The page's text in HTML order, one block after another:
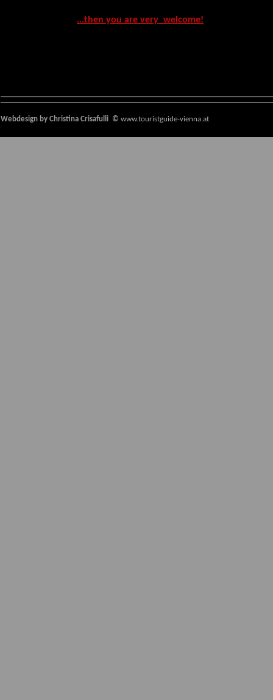
...then you are very welcome!
_______
Webdesign by Christina Crisafulli © www.touristguide-vienna.at